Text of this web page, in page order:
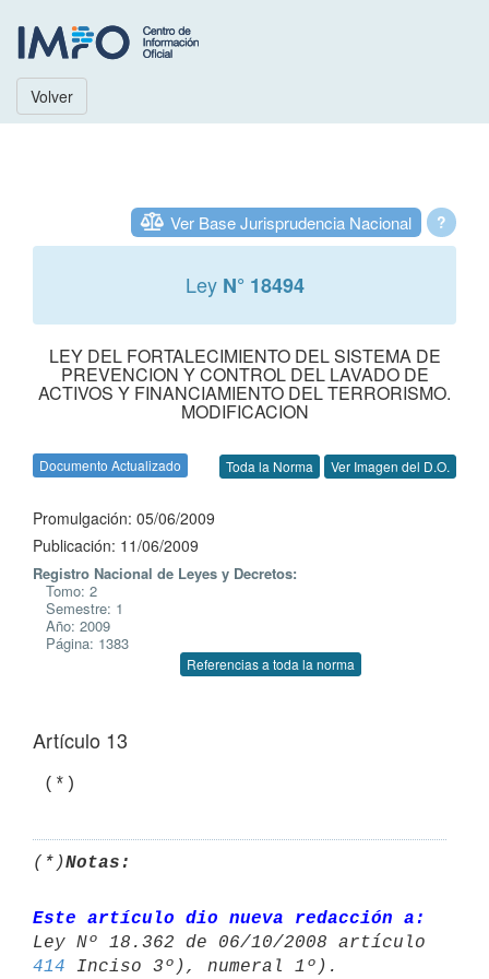
Volver
?
Ver Base Jurisprudencia Nacional
Ley N° 18494
LEY DEL FORTALECIMIENTO DEL SISTEMA DE
PREVENCION Y CONTROL DEL LAVADO DE
ACTIVOS Y FINANCIAMIENTO DEL TERRORISMO.
MODIFICACION
Documento Actualizado Toda la Norma Ver Imagen del D.O.
Promulgación: 05/06/2009
Publicación: 11/06/2009
Registro Nacional de Leyes y Decretos:
Tomo: 2
Semestre: 1
Año: 2009
Página: 1383
Referencias a toda la norma
Artículo 13
(*)
(*)Notas:
Este artículo dio nueva redacción a:
414